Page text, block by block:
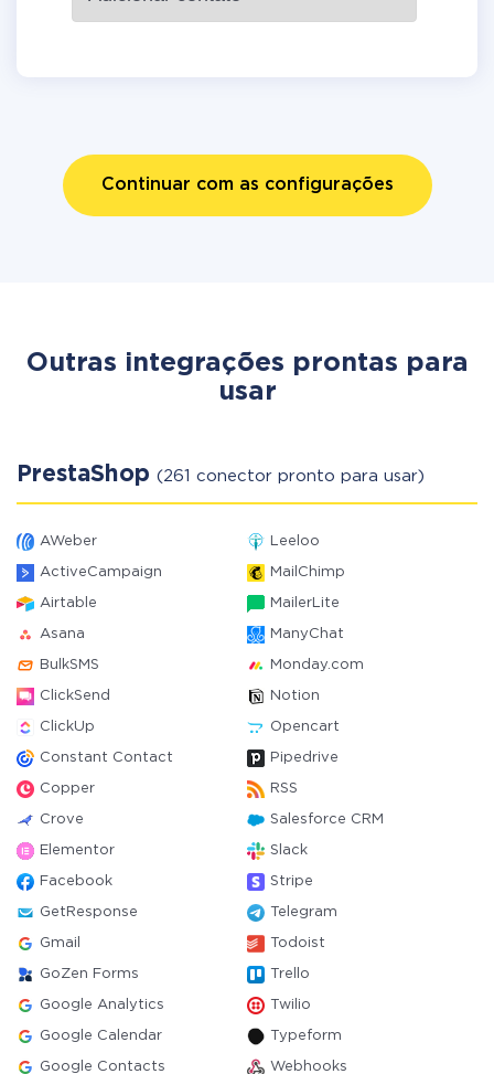
Continuar com as configurações
Outras integrações prontas para
usar
PrestaShop (261 conector pronto para usar)
AWeber Leeloo
ActiveCampaign MailChimp
Airtable MailerLite
Asana ManyChat
BulkSMS Monday.com
ClickSend Notion
ClickUp Opencart
Constant Contact Pipedrive
Copper RSS
Crove Salesforce CRM
Elementor Slack
Facebook Stripe
GetResponse Telegram
Gmail Todoist
GoZen Forms Trello
Google Analytics Twilio
Google Calendar Typeform
Google Contacts Webhooks